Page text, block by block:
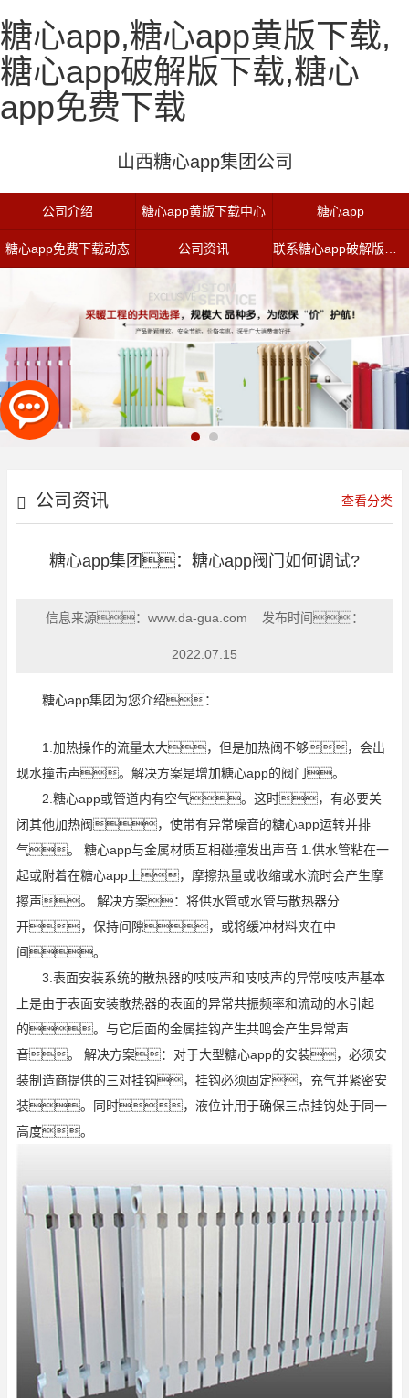
糖心app,糖心app黄版下载,
糖心app破解版下载,糖心
app免费下载
山西糖心app集团公司
公司介绍 糖心app黄版下载中心 糖心app
糖心app免费下载动态 公司资讯
公司资讯 查看分类
糖心app集团：糖心app阀门如何调试?
信息来源： www.da-gua.com 发布时间：
2022.07.15
糖心app集团为您介绍：
1.加热操作的流量太大，但是加热阀不够，会出
现水撞击声。解决方案是增加糖心app的阀门。
2.糖心app或管道内有空气。这时，有必要关
闭其他加热阀，使带有异常噪音的糖心app运转并排
气。 糖心app与金属材质互相碰撞发出声音 1.供水管粘在一
起或附着在糖心app上，摩擦热量或收缩或水流时会产生摩
擦声。 解决方案：将供水管或水管与散热器分
开，保持间隙，或将缓冲材料夹在中
间。
3.表面安装系统的散热器的吱吱声和吱吱声的异常吱吱声基本
上是由于表面安装散热器的表面的异常共振频率和流动的水引起
的。与它后面的金属挂钩产生共鸣会产生异常声
音。 解决方案：对于大型糖心app的安装，必须安
装制造商提供的三对挂钩，挂钩必须固定，充气并紧密安
装。同时，液位计用于确保三点挂钩处于同一
高度。